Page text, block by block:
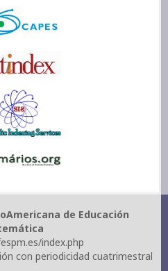
de Educación
index.php
con periodicidad cuatrimestral